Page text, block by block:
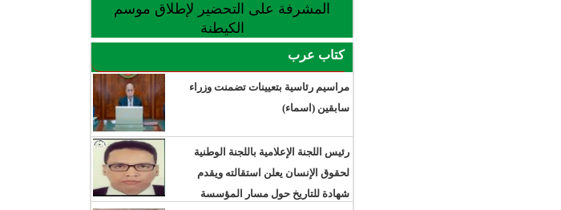
المشرفة على التحضير لإطلاق موسم
الكيطنة
كتاب عرب
مراسيم رئاسية بتعيينات تضمنت وزراء
سابقين (اسماء)
رئيس اللجنة الإعلامية باللجنة الوطنية
لحقوق الإنسان يعلن استقالته ويقدم
شهادة للتاريخ حول مسار المؤسسة